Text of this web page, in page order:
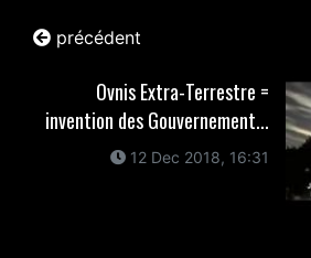
précédent
Ovnis Extra-Terrestre =
invention des Gouvernement...
12 Dec 2018, 16:31